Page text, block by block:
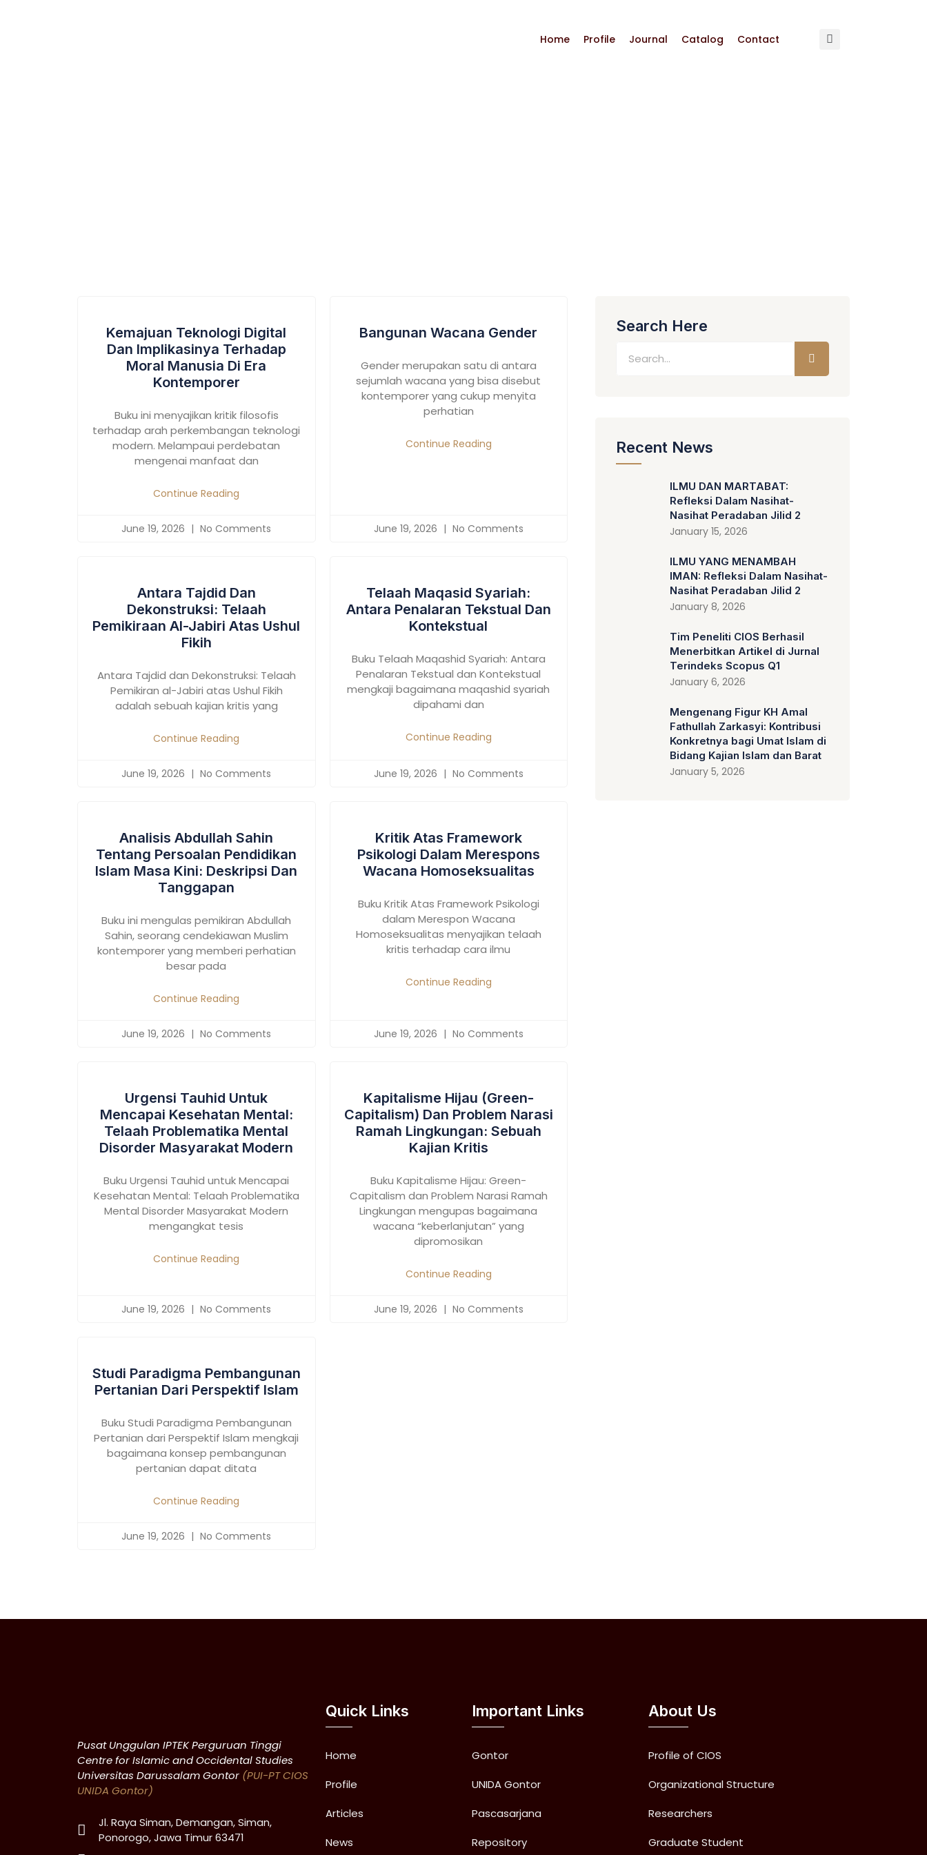
Home
Profile Journal Catalog Contact
Kemajuan Teknologi Digital
Dan Implikasinya Terhadap
Moral Manusia Di Era
Kontemporer
Buku ini menyajikan kritik filosofis
terhadap arah perkembangan teknologi
modern. Melampaui perdebatan
mengenai manfaat dan
Continue Reading
June 19, 2026 No Comments
Bangunan Wacana Gender
Gender merupakan satu di antara
sejumlah wacana yang bisa disebut
kontemporer yang cukup menyita
perhatian
Continue Reading
June 19, 2026 No Comments
Antara Tajdid Dan
Dekonstruksi: Telaah
Pemikiraan Al-Jabiri Atas Ushul
Fikih
Antara Tajdid dan Dekonstruksi: Telaah
Pemikiran al-Jabiri atas Ushul Fikih
adalah sebuah kajian kritis yang
Continue Reading
June 19, 2026 No Comments
Telaah Maqasid Syariah:
Antara Penalaran Tekstual Dan
Kontekstual
Buku Telaah Maqashid Syariah: Antara
Penalaran Tekstual dan Kontekstual
mengkaji bagaimana maqashid syariah
dipahami dan
Continue Reading
June 19, 2026 No Comments
Analisis Abdullah Sahin
Tentang Persoalan Pendidikan
Islam Masa Kini: Deskripsi Dan
Tanggapan
Buku ini mengulas pemikiran Abdullah
Sahin, seorang cendekiawan Muslim
kontemporer yang memberi perhatian
besar pada
Continue Reading
June 19, 2026 No Comments
Kritik Atas Framework
Psikologi Dalam Merespons
Wacana Homoseksualitas
Buku Kritik Atas Framework Psikologi
dalam Merespon Wacana
Homoseksualitas menyajikan telaah
kritis terhadap cara ilmu
Continue Reading
June 19, 2026 No Comments
Urgensi Tauhid Untuk
Mencapai Kesehatan Mental:
Telaah Problematika Mental
Disorder Masyarakat Modern
Buku Urgensi Tauhid untuk Mencapai
Kesehatan Mental: Telaah Problematika
Mental Disorder Masyarakat Modern
mengangkat tesis
Continue Reading
June 19, 2026 No Comments
Kapitalisme Hijau (Green-
Capitalism) Dan Problem Narasi
Ramah Lingkungan: Sebuah
Kajian Kritis
Buku Kapitalisme Hijau: Green-
Capitalism dan Problem Narasi Ramah
Lingkungan mengupas bagaimana
wacana “keberlanjutan” yang
dipromosikan
Continue Reading
June 19, 2026 No Comments
Studi Paradigma Pembangunan
Pertanian Dari Perspektif Islam
Buku Studi Paradigma Pembangunan
Pertanian dari Perspektif Islam mengkaji
bagaimana konsep pembangunan
pertanian dapat ditata
Continue Reading
June 19, 2026 No Comments
Search Here
Recent News
ILMU DAN MARTABAT:
Refleksi Dalam Nasihat-
Nasihat Peradaban Jilid 2
January 15, 2026
ILMU YANG MENAMBAH
IMAN: Refleksi Dalam Nasihat-
Nasihat Peradaban Jilid 2
January 8, 2026
Tim Peneliti CIOS Berhasil
Menerbitkan Artikel di Jurnal
Terindeks Scopus Q1
January 6, 2026
Mengenang Figur KH Amal
Fathullah Zarkasyi: Kontribusi
Konkretnya bagi Umat Islam di
Bidang Kajian Islam dan Barat
January 5, 2026
Pusat Unggulan IPTEK Perguruan Tinggi
Centre for Islamic and Occidental Studies
Universitas Darussalam Gontor (PUI-PT CIOS
UNIDA Gontor)
Jl. Raya Siman, Demangan, Siman,
Ponorogo, Jawa Timur 63471
Quick Links
Home
Profile
Articles
News
Important Links
Gontor
UNIDA Gontor
Pascasarjana
Repository
About Us
Profile of CIOS
Organizational Structure
Researchers
Graduate Student